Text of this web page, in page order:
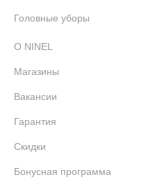
Головные уборы
О NINEL
Магазины
Вакансии
Гарантия
Скидки
Бонусная программа